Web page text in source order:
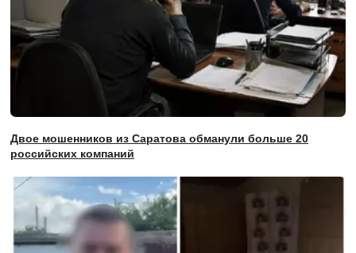
Двое мошенников из Саратова обманули больше 20
российских компаний